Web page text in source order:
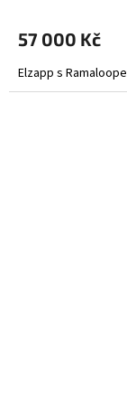
57 000 Kč
Elzapp s